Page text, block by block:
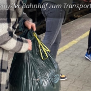
Bahnhof zum